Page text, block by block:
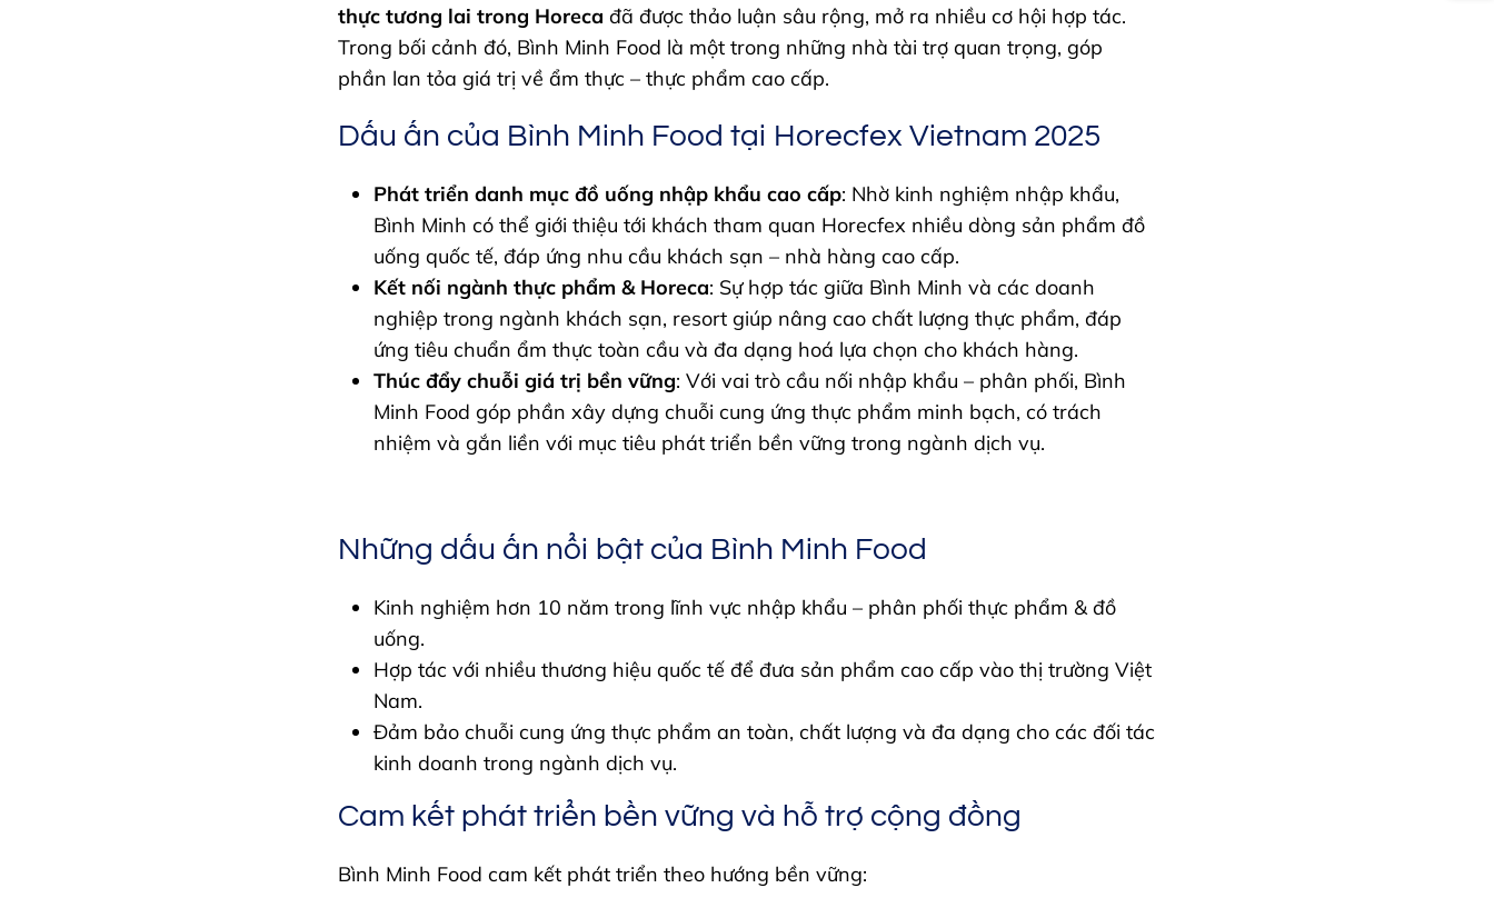
thực tương lai trong Horeca đã được thảo luận sâu rộng, mở ra nhiều cơ hội hợp tác.
Trong bối cảnh đó, Bình Minh Food là một trong những nhà tài trợ quan trọng, góp
phần lan tỏa giá trị về ẩm thực – thực phẩm cao cấp.
Dấu ấn của Bình Minh Food tại Horecfex Vietnam 2025
Phát triển danh mục đồ uống nhập khẩu cao cấp: Nhờ kinh nghiệm nhập khẩu,
Bình Minh có thể giới thiệu tới khách tham quan Horecfex nhiều dòng sản phẩm đồ
uống quốc tế, đáp ứng nhu cầu khách sạn – nhà hàng cao cấp.
Kết nối ngành thực phẩm & Horeca: Sự hợp tác giữa Bình Minh và các doanh
nghiệp trong ngành khách sạn, resort giúp nâng cao chất lượng thực phẩm, đáp
ứng tiêu chuẩn ẩm thực toàn cầu và đa dạng hoá lựa chọn cho khách hàng.
Thúc đẩy chuỗi giá trị bền vững: Với vai trò cầu nối nhập khẩu – phân phối, Bình
Minh Food góp phần xây dựng chuỗi cung ứng thực phẩm minh bạch, có trách
nhiệm và gắn liền với mục tiêu phát triển bền vững trong ngành dịch vụ.
Những dấu ấn nổi bật của Bình Minh Food
Kinh nghiệm hơn 10 năm trong lĩnh vực nhập khẩu – phân phối thực phẩm & đồ
uống.
Hợp tác với nhiều thương hiệu quốc tế để đưa sản phẩm cao cấp vào thị trường Việt
Nam.
Đảm bảo chuỗi cung ứng thực phẩm an toàn, chất lượng và đa dạng cho các đối tác
kinh doanh trong ngành dịch vụ.
Cam kết phát triển bền vững và hỗ trợ cộng đồng
Bình Minh Food cam kết phát triển theo hướng bền vững: